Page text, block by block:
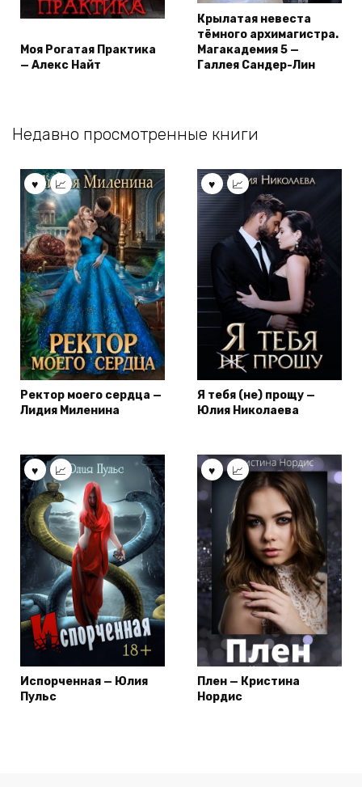
Моя Рогатая Практика
— Алекс Найт
Крылатая невеста
тёмного архимагистра.
Магакадемия 5 —
Галлея Сандер-Лин
Недавно просмотренные книги
Ректор моего сердца —
Лидия Миленина
Я тебя (не) прощу —
Юлия Николаева
Испорченная — Юлия
Пульс
Плен — Кристина
Нордис